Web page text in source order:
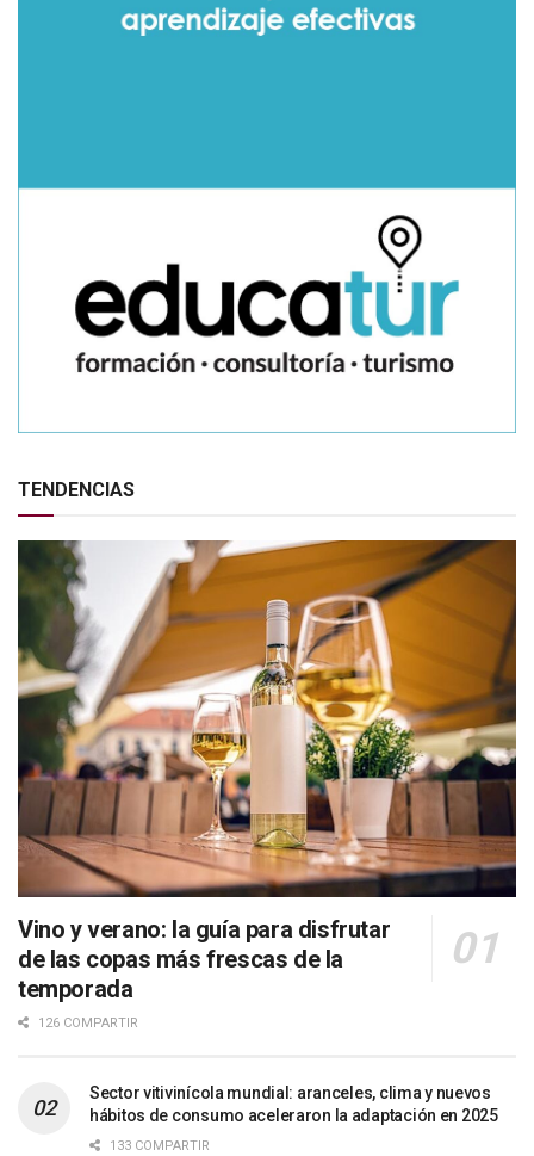
TENDENCIAS
Vino y verano: la guía para disfrutar
de las copas más frescas de la
temporada
126 COMPARTIR
Sector vitivinícola mundial: aranceles, clima y nuevos
hábitos de consumo aceleraron la adaptación en 2025
133 COMPARTIR